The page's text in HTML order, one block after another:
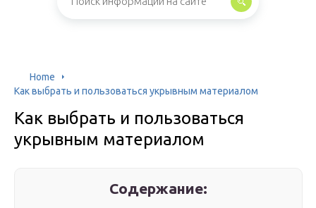
Home
Как выбрать и пользоваться укрывным материалом
Как выбрать и пользоваться
укрывным материалом
Содержание: